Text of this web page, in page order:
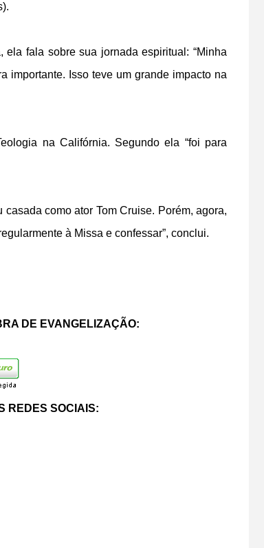
fala sobre sua jornada espiritual: “Minha
importante. Isso teve um grande impacto na
na Califórnia. Segundo ela “foi para
como ator Tom Cruise. Porém, agora,
à Missa e confessar”, conclui.
DE EVANGELIZAÇÃO:
REDES SOCIAIS: